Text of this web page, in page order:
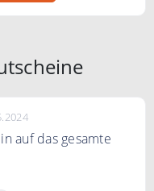
auf das gesamte